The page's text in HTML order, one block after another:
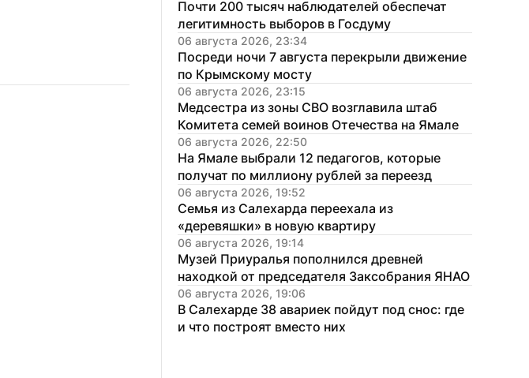
Почти 200 тысяч наблюдателей обеспечат
легитимность выборов в Госдуму
06 августа 2026, 23:34
Посреди ночи 7 августа перекрыли движение
по Крымскому мосту
06 августа 2026, 23:15
Медсестра из зоны СВО возглавила штаб
Комитета семей воинов Отечества на Ямале
06 августа 2026, 22:50
На Ямале выбрали 12 педагогов, которые
получат по миллиону рублей за переезд
06 августа 2026, 19:52
Семья из Салехарда переехала из
«деревяшки» в новую квартиру
06 августа 2026, 19:14
Музей Приуралья пополнился древней
находкой от председателя Заксобрания ЯНАО
06 августа 2026, 19:06
В Салехарде 38 авариек пойдут под снос: где
и что построят вместо них